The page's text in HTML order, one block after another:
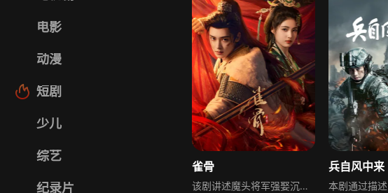
电影
动漫
短剧
少儿
综艺
纪录片
雀骨
该剧讲述魔头将军强娶沉迷机关术的财迷假千金，两人从契约夫妻起步，在生死局中互扒马甲，爱意与杀意交织共生。过程中他们揭露朝堂阴谋，破解生死乱局，最终共同守护家国太平，融合了权谋、爱情、冒险等多重元素，情节跌宕起伏。
兵自风中来